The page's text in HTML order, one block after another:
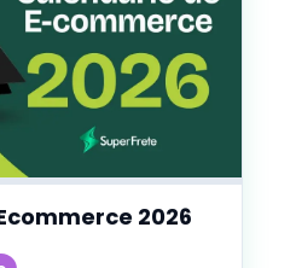
2026